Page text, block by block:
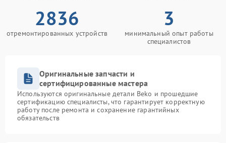
2836
отремонтированных устройств
3
минимальный опыт работы
специалистов
Оригинальные запчасти и
сертифицированные мастера
Используются оригинальные детали Beko и прошедшие
сертификацию специалисты, что гарантирует корректную
работу после ремонта и сохранение гарантийных
обязательств